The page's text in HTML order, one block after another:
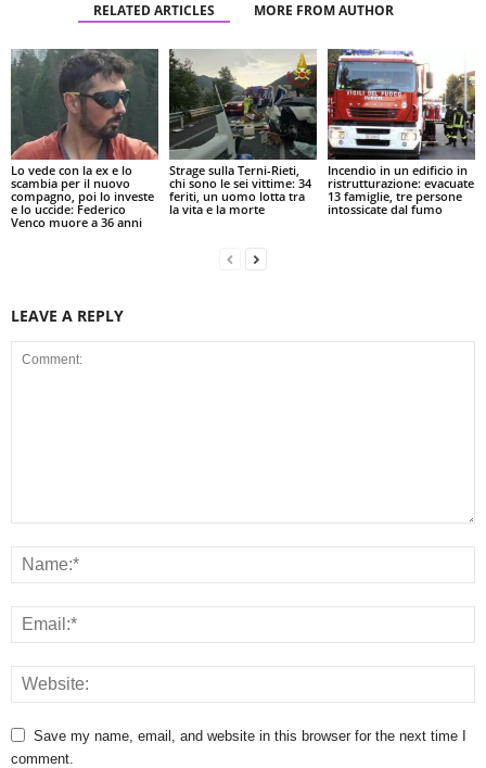
RELATED ARTICLES MORE FROM AUTHOR
Lo vede con la ex e lo
scambia per il nuovo
compagno, poi lo investe
e lo uccide: Federico
Venco muore a 36 anni
Strage sulla Terni-Rieti,
chi sono le sei vittime: 34
feriti, un uomo lotta tra
la vita e la morte
Incendio in un edificio in
ristrutturazione: evacuate
13 famiglie, tre persone
intossicate dal fumo
LEAVE A REPLY
Save my name, email, and website in this browser for the next time I
comment.